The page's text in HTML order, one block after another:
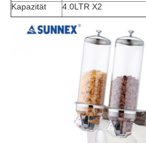
Kapazität 4.0LTR X2